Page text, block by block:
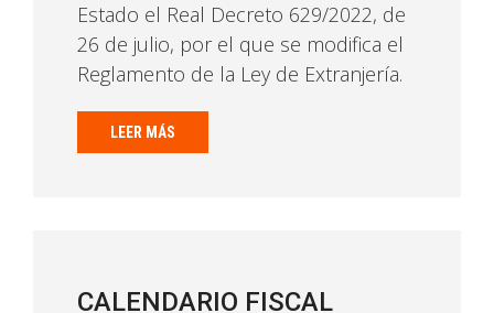
Estado el Real Decreto 629/2022, de
26 de julio, por el que se modifica el
Reglamento de la Ley de Extranjería.
LEER MÁS
CALENDARIO FISCAL